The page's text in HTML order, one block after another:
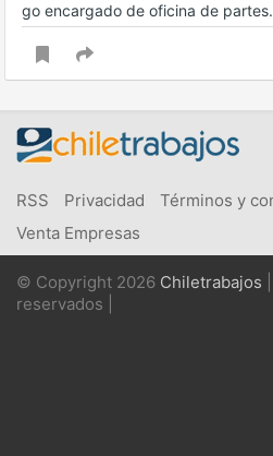
go encargado de oficina de
RSS Privacidad Términos y
Venta Empresas
© Copyright 2026 Chiletrabajos
reservados |